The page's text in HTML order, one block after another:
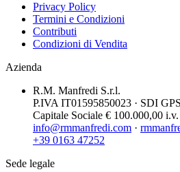
Privacy Policy
Termini e Condizioni
Contributi
Condizioni di Vendita
Azienda
R.M. Manfredi S.r.l.
P.IVA IT01595850023 · SDI
Capitale Sociale € 100.000,00 i.v.
info@rmmanfredi.com ·
+39 0163 47252
Sede legale